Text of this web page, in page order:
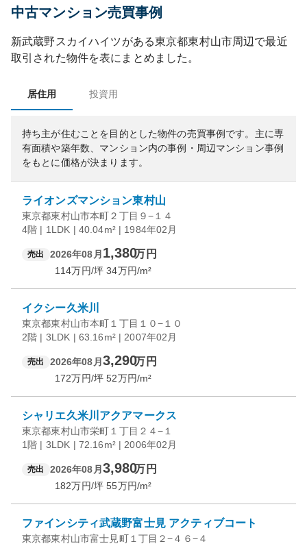
中古マンション売買事例
新武蔵野スカイハイツがある東京都東村山市周辺で最近
取引された物件を表にまとめました。
居住用 投資用
持ち主が住むことを目的とした物件の売買事例です。 主に専
有面積や築年数、マンション内の事例・周辺マンション事例
をもとに価格が決まります。
ライオンズマンション東村山
東京都東村山市本町２丁目９−１４
4階 | 1LDK | 40.04m² | 1984年02月
売出 2026年08月 1,380万円
114万円/坪 34万円/m²
イクシー久米川
東京都東村山市本町１丁目１０−１０
2階 | 3LDK | 63.16m² | 2007年02月
売出 2026年08月 3,290万円
172万円/坪 52万円/m²
シャリエ久米川アクアマークス
東京都東村山市栄町１丁目２４−１
1階 | 3LDK | 72.16m² | 2006年02月
売出 2026年08月 3,980万円
182万円/坪 55万円/m²
ファインシティ武蔵野富士見 アクティブコート
東京都東村山市富士見町１丁目２−４６−４